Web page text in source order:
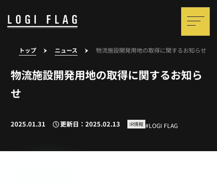
トップ ニュース 物流施設開発用地の取得に関するお知らせ
物流施設開発用地の取得に関するお知ら
せ
2025.01.31 更新日：2025.02.13 IR情報 LOGI FLAG